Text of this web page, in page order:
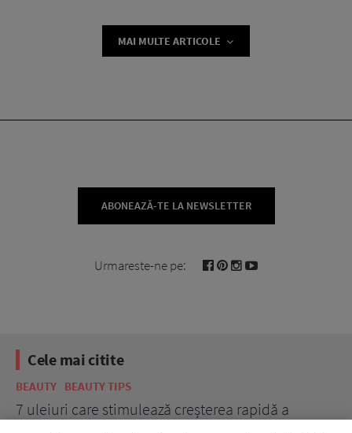
MAI MULTE ARTICOLE
ABONEAZĂ-TE LA NEWSLETTER
Urmareste-ne pe:
Cele mai citite
BEAUTY BEAUTY TIPS
7 uleiuri care stimulează creșterea rapidă a